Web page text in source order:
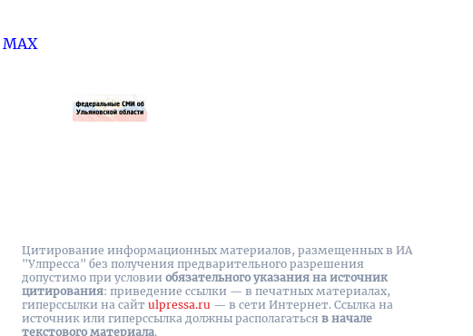
MAX
Цитирование информационных материалов, размещенных в ИА
"Улпресса" без получения предварительного разрешения
допустимо при условии обязательного указания на источник
цитирования: приведение ссылки — в печатных материалах,
гиперссылки на cайт ulpressa.ru — в сети Интернет. Ссылка на
источник или гиперссылка должны располагаться в начале
текстового материала.